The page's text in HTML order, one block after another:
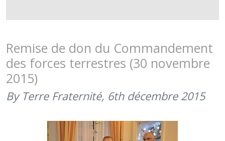
DMD
SOUTIENT
TERRE
(28
JUIN
Remise de don du Commandement
des forces terrestres (30 novembre
2015)
By Terre Fraternité, 6th décembre 2015